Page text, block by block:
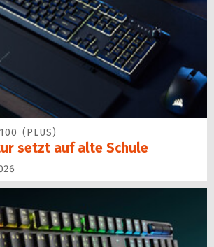
(PLUS)
setzt auf alte Schule